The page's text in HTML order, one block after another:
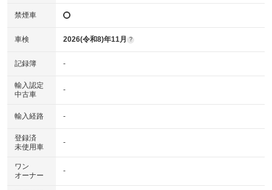
禁煙車
車検 2026(令和8)年11月 ?
記録簿 -
輸入認定
中古車
-
輸入経路 -
登録済
未使用車
-
ワン
オーナー
-